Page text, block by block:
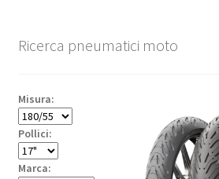
Ricerca pneumatici moto
Misura:
Pollici:
Marca: